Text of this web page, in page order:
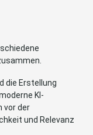
die Erstellung
KI-
vor der
und Relevanz